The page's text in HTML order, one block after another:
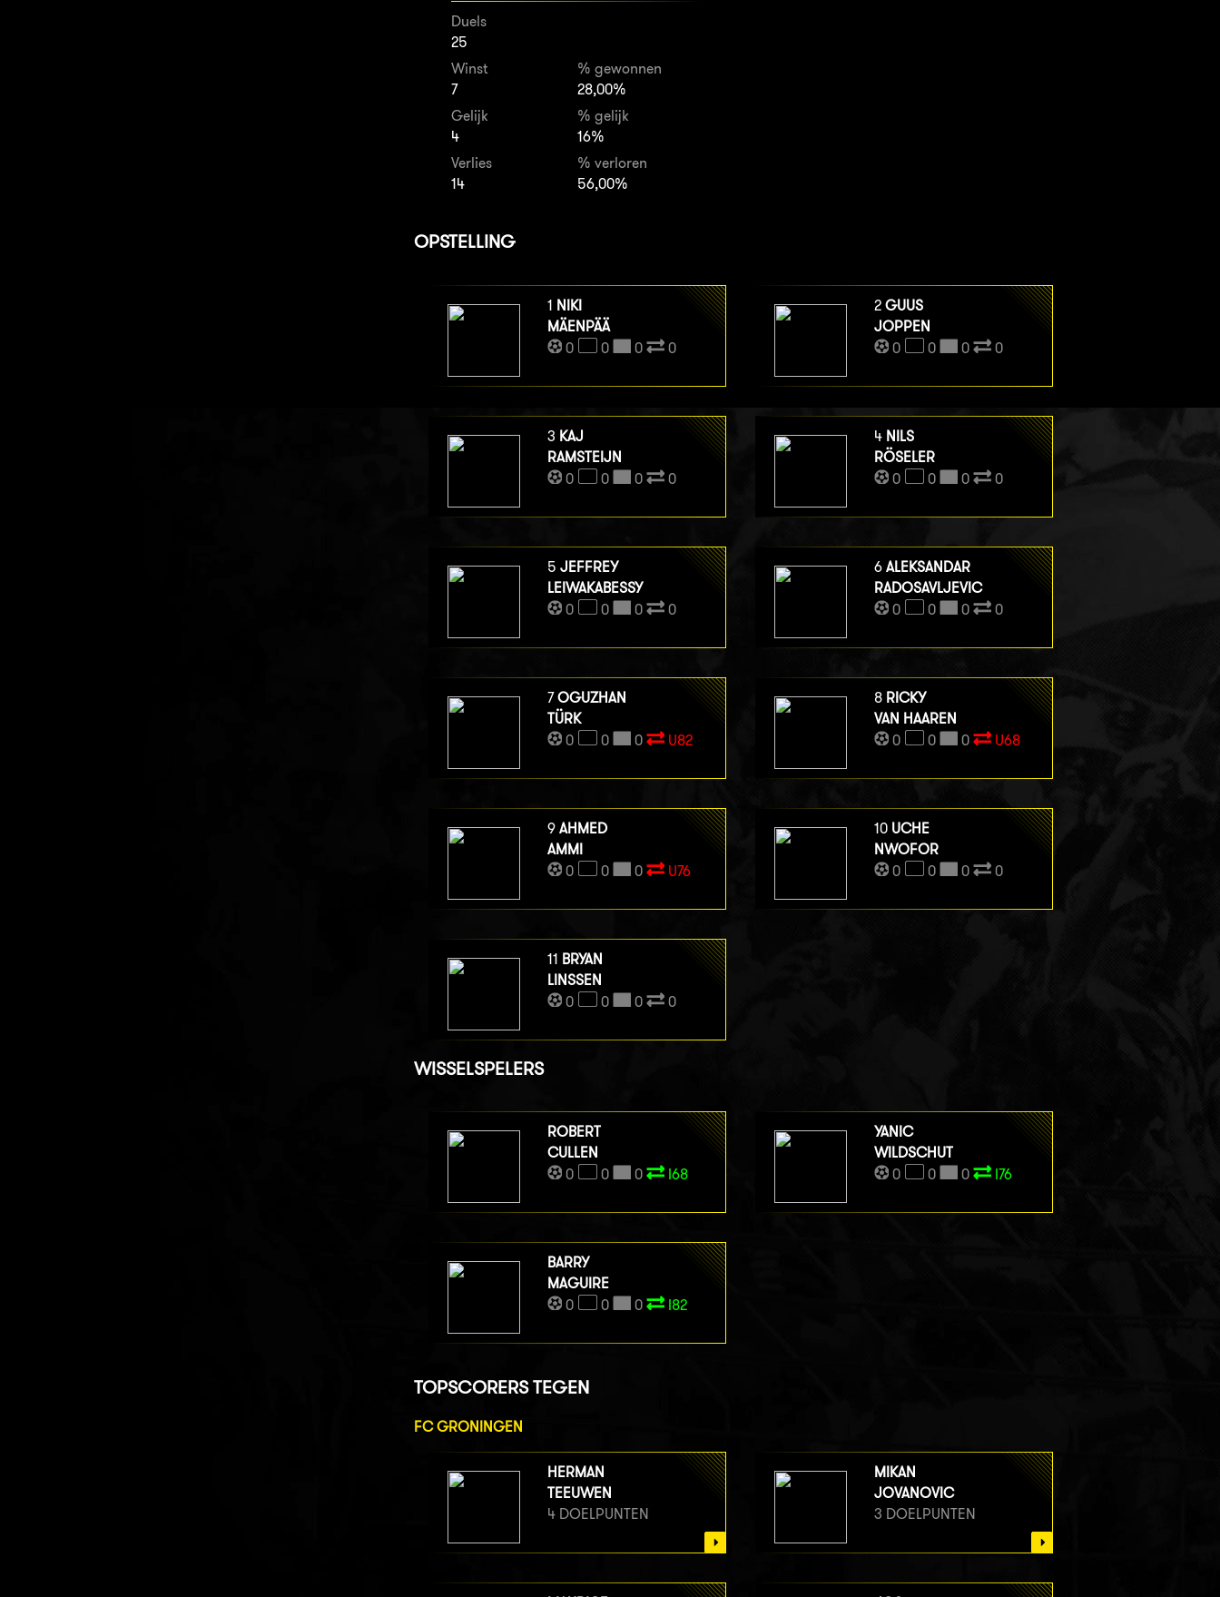
Duels
25
Winst
7
% gewonnen
28,00%
Gelijk
4
% gelijk
16%
Verlies
14
% verloren
56,00%
OPSTELLING
1 NIKI
MÄENPÄÄ
0
0 0 0
2 GUUS
JOPPEN
0
0 0 0
3 KAJ
RAMSTEIJN
0
0 0 0
4 NILS
RÖSELER
0
0 0 0
5 JEFFREY
LEIWAKABESSY
0
0 0 0
6 ALEKSANDAR
RADOSAVLJEVIC
0
0 0 0
7OGUZHAN
TÜRK
0
0 0 U82
8 RICKY
VAN HAAREN
0
0 0 U68
9 AHMED
AMMI
0
0 0 U76
10 UCHE
NWOFOR
0
0 0 0
11 BRYAN
LINSSEN
0
0 0 0
WISSELSPELERS
ROBERT
CULLEN
0
0 0 I68
YANIC
WILDSCHUT
0
0 0 I76
BARRY
MAGUIRE
0
0 0 I82
TOPSCORERS TEGEN
FC GRONINGEN
HERMAN
TEEUWEN
4 DOELPUNTEN
MIKAN
JOVANOVIC
3 DOELPUNTEN